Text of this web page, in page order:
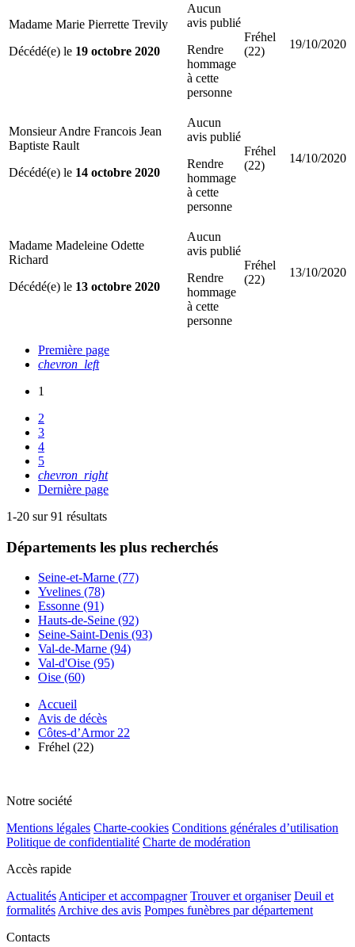
Madame Marie Pierrette Trevily
Décédé(e) le 19 octobre 2020
Aucun
avis publié
Rendre
hommage
à cette
personne
Fréhel
(22)
19/10/2020
Monsieur Andre Francois Jean
Baptiste Rault
Décédé(e) le 14 octobre 2020
Aucun
avis publié
Rendre
hommage
à cette
personne
Fréhel
(22)
14/10/2020
Madame Madeleine Odette
Richard
Décédé(e) le 13 octobre 2020
Aucun
avis publié
Rendre
hommage
à cette
personne
Fréhel
(22)
13/10/2020
Première page
chevron_left
1
2
3
4
5
chevron_right
Dernière page
1-20 sur 91 résultats
Départements les plus recherchés
Seine-et-Marne (77)
Yvelines (78)
Essonne (91)
Hauts-de-Seine (92)
Seine-Saint-Denis (93)
Val-de-Marne (94)
Val-d'Oise (95)
Oise (60)
Accueil
Avis de décès
Côtes-d’Armor 22
Fréhel (22)
Notre société
Mentions légales Charte-cookies Conditions générales d’utilisation
Politique de confidentialité Charte de modération
Accès rapide
Actualités Anticiper et accompagner Trouver et organiser Deuil et
formalités Archive des avis Pompes funèbres par département
Contacts